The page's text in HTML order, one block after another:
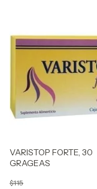
VARISTOP FORTE, 30
GRAGEAS
$115